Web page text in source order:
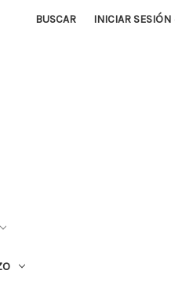
BUSCAR INICIAR SESIÓN